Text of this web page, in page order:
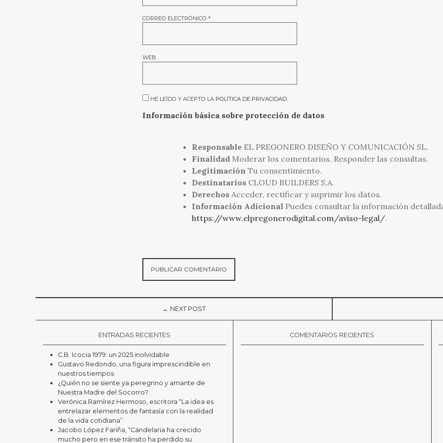
CORREO ELECTRÓNICO *
WEB
HE LEÍDO Y ACEPTO LA POLÍTICA DE PRIVACIDAD.
Información básica sobre protección de datos
Responsable EL PREGONERO DISEÑO Y COMUNICACIÓN SL.
Finalidad Moderar los comentarios. Responder las consultas.
Legitimación Tu consentimiento.
Destinatarios CLOUD BUILDERS S.A.
Derechos Acceder, rectificar y suprimir los datos.
Información Adicional Puedes consultar la información
https://www.elpregonerodigital.com/aviso-legal/.
← NEXT POST
ENTRADAS RECIENTES
C.B. Icocia 1979: un 2025 inolvidable
Gustavo Redondo, una figura imprescindible en
nuestros tiempos
¿Quién no se siente ya peregrino y amante de
Nuestra Madre del Socorro?
Verónica Ramírez Hermoso, escritora “La idea es
entrelazar elementos de fantasía con la realidad
de la vida cotidiana”
Jacobo López Fariña, “Candelaria ha crecido
mucho pero en ese tránsito ha perdido su
COMENTARIOS RECIENTES